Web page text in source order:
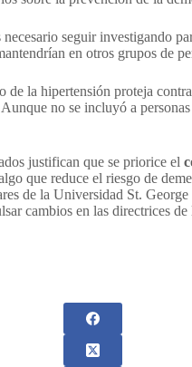
seguir investigando
en otros grupos de
de la hipertensión proteja
no se incluyó a
justifican que se priorice el
que reduce el riesgo de
de la Universidad St.
cambios en las directrices